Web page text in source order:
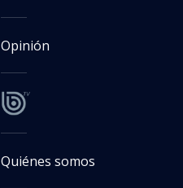
Opinión
Quiénes somos